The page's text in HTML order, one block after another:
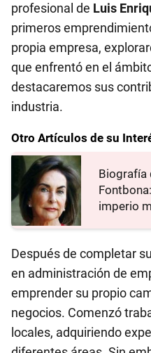
profesional de Luis
primeros
propia empresa,
que enfrentó en el
destacaremos sus
industria.
Otro Artículos de su
Biografía
imperio
Después de completar
en administración de
emprender su propio
negocios. Comenzó
locales, adquiriendo